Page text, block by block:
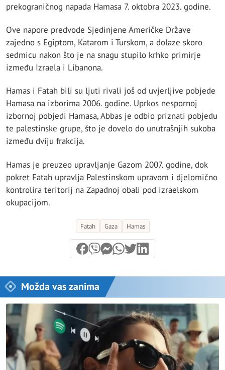
prekograničnog napada Hamasa 7. oktobra 2023. godine.
Ove napore predvode Sjedinjene Američke Države
zajedno s Egiptom, Katarom i Turskom, a dolaze skoro
sedmicu nakon što je na snagu stupilo krhko primirje
između Izraela i Libanona.
Hamas i Fatah bili su ljuti rivali još od uvjerljive pobjede
Hamasa na izborima 2006. godine. Uprkos nespornoj
izbornoj pobjedi Hamasa, Abbas je odbio priznati pobjedu
te palestinske grupe, što je dovelo do unutrašnjih sukoba
između dviju frakcija.
Hamas je preuzeo upravljanje Gazom 2007. godine, dok
pokret Fatah upravlja Palestinskom upravom i djelomično
kontrolira teritorij na Zapadnoj obali pod izraelskom
okupacijom.
Fatah Gaza Hamas
Možda vas zanima